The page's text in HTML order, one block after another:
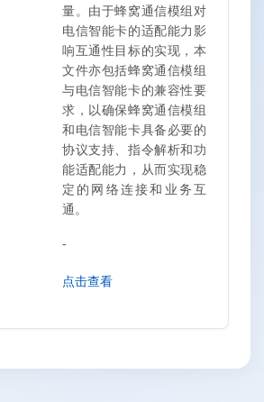
量。由于蜂窝通信模组对
电信智能卡的适配能力影
响互通性目标的实现，本
文件亦包括蜂窝通信模组
与电信智能卡的兼容性要
求，以确保蜂窝通信模组
和电信智能卡具备必要的
协议支持、指令解析和功
能适配能力，从而实现稳
定的网络连接和业务互
通。
-
点击查看